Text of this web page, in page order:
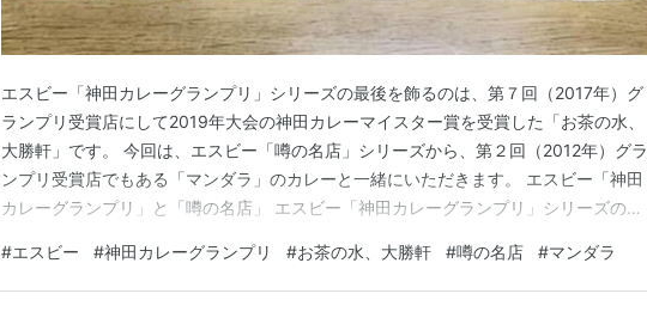
エスビー「神田カレーグランプリ」シリーズの最後を飾るのは、第７回（2017年）グ
ランプリ受賞店にして2019年大会の神田カレーマイスター賞を受賞した「お茶の水、
大勝軒」です。 今回は、エスビー「噂の名店」シリーズから、第２回（2012年）グラ
ンプリ受賞店でもある「マンダラ」のカレーと一緒にいただきます。 エスビー「神田
カレーグランプリ」と「噂の名店」 エスビー「神田カレーグランプリ」シリーズの最
キーマ」です。お店の「中辛」ですが、エスビーの基準では最高ランクの「５」なので
結構辛そうです。 「特製スパイストッピング」の…
#エスビー #神田カレーグランプリ #お茶の水、大勝軒 #噂の名店 #マンダラ